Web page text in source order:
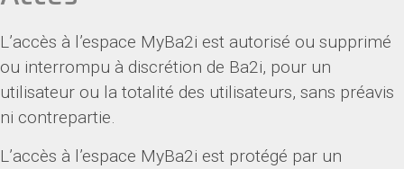
L’accès à l’espace MyBa2i est autorisé ou supprimé
ou interrompu à discrétion de Ba2i, pour un
utilisateur ou la totalité des utilisateurs, sans préavis
ni contrepartie.
L’accès à l’espace MyBa2i est protégé par un